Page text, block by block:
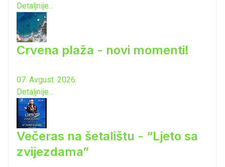
Detaljnije...
Crvena plaža - novi momenti!
07. Avgust. 2026.
Detaljnije...
Večeras na šetalištu - “Ljeto sa
zvijezdama”